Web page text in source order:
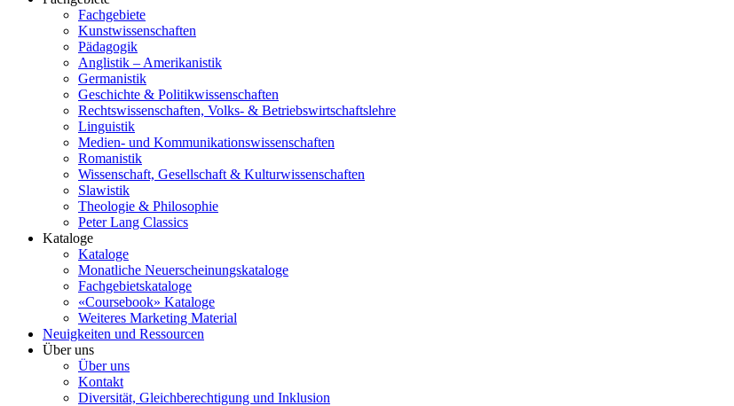
Fachgebiete
Kunstwissenschaften
Pädagogik
Anglistik – Amerikanistik
Germanistik
Geschichte & Politikwissenschaften
Rechtswissenschaften, Volks- & Betriebswirtschaftslehre
Linguistik
Medien- und Kommunikationswissenschaften
Romanistik
Wissenschaft, Gesellschaft & Kulturwissenschaften
Slawistik
Theologie & Philosophie
Peter Lang Classics
Kataloge
Kataloge
Monatliche Neuerscheinungskataloge
Fachgebietskataloge
«Coursebook» Kataloge
Weiteres Marketing Material
Neuigkeiten und Ressourcen
Über uns
Über uns
Kontakt
Diversität, Gleichberechtigung und Inklusion